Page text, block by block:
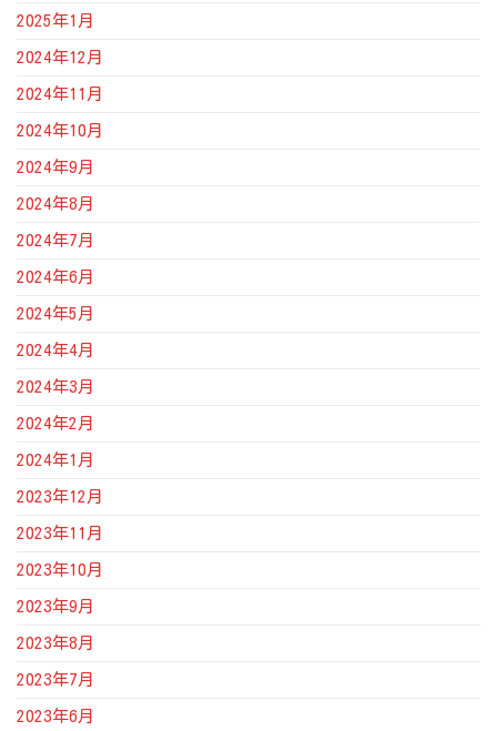
2025年1月
2024年12月
2024年11月
2024年10月
2024年9月
2024年8月
2024年7月
2024年6月
2024年5月
2024年4月
2024年3月
2024年2月
2024年1月
2023年12月
2023年11月
2023年10月
2023年9月
2023年8月
2023年7月
2023年6月